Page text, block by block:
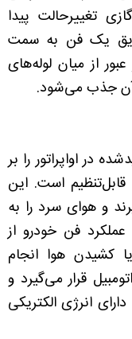
تغییرحالت پیدا
یک فن به سمت
از میان لوله‌های
آن جذب می‌شود.
در اواپراتور را بر
است. این
و هوای سرد را به
فن خودرو از
کشیدن هوا انجام
قرار می‌گیرد و
انرژی الکتریکی